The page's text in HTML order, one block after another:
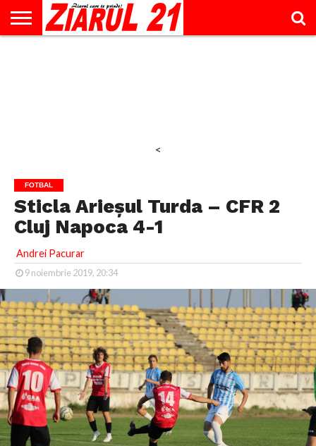
<
FOTBAL
Sticla Arieșul Turda – CFR 2
Cluj Napoca 4-1
Andrei Pacurar
9 noiembrie 2019, 20:34